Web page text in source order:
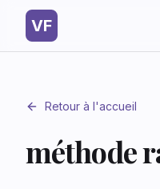
VF
Retour à l'accueil
méthode